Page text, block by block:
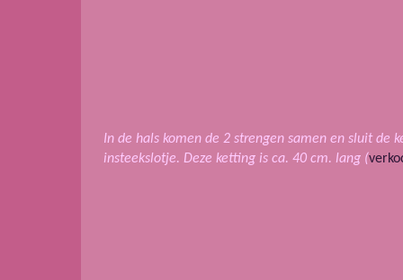
In de hals komen de 2 strengen samen en sluit de
insteekslotje. Deze ketting is ca. 40 cm. lang (